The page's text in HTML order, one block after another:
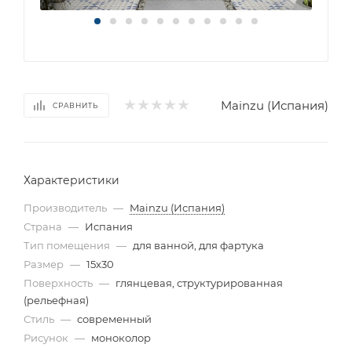
СРАВНИТЬ Mainzu (Испания)
Характеристики
Производитель — Mainzu (Испания)
Страна — Испания
Тип помещения — для ванной, для фартука
Размер — 15x30
Поверхность — глянцевая, структурированная
(рельефная)
Стиль — современный
Рисунок — моноколор